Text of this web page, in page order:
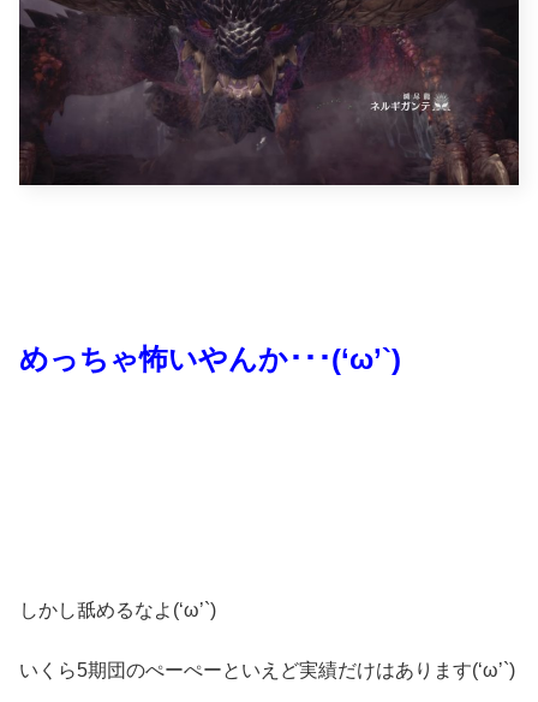
めっちゃ怖いやんか･･･(‘ω’`)
しかし舐めるなよ(‘ω’`)
いくら5期団のぺーぺーといえど実績だけはあります(‘ω’`)